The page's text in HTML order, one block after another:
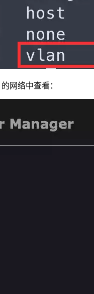
的网络中查看：